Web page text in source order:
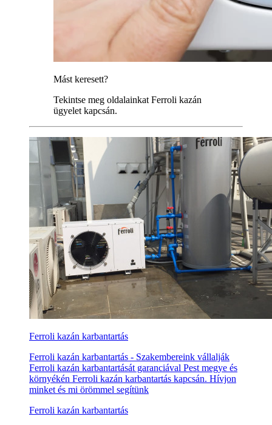
Mást keresett?
Tekintse meg oldalainkat Ferroli kazán
ügyelet kapcsán.
Ferroli kazán karbantartás
Ferroli kazán karbantartás - Szakembereink vállalják
Ferroli kazán karbantartását garanciával Pest megye és
környékén Ferroli kazán karbantartás kapcsán. Hívjon
minket és mi örömmel segítünk
Ferroli kazán karbantartás